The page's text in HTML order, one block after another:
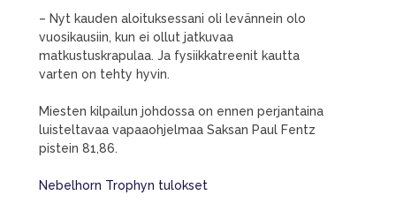
– Nyt kauden aloituksessani oli levännein olo
vuosikausiin, kun ei ollut jatkuvaa
matkustuskrapulaa. Ja fysiikkatreenit kautta
varten on tehty hyvin.
Miesten kilpailun johdossa on ennen perjantaina
luisteltavaa vapaaohjelmaa Saksan Paul Fentz
pistein 81,86.
Nebelhorn Trophyn tulokset